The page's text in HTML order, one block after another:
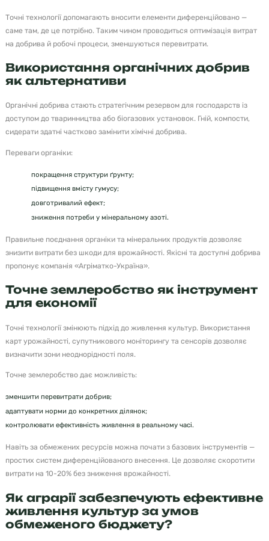
Точні технології допомагають вносити елементи диференційовано —
саме там, де це потрібно. Таким чином проводиться оптимізація витрат
на добрива й робочі процеси, зменшуються перевитрати.
Використання органічних добрив
як альтернативи
Органічні добрива стають стратегічним резервом для господарств із
доступом до тваринництва або біогазових установок. Гній, компости,
сидерати здатні частково замінити хімічні добрива.
Переваги органіки:
покращення структури ґрунту;
підвищення вмісту гумусу;
довготривалий ефект;
зниження потреби у мінеральному азоті.
Правильне поєднання органіки та мінеральних продуктів дозволяє
знизити витрати без шкоди для врожайності. Якісні та доступні добрива
пропонує компанія «Агріматко-Україна».
Точне землеробство як інструмент
для економії
Точні технології змінюють підхід до живлення культур. Використання
карт урожайності, супутникового моніторингу та сенсорів дозволяє
визначити зони неоднорідності поля.
Точне землеробство дає можливість:
зменшити перевитрати добрив;
адаптувати норми до конкретних ділянок;
контролювати ефективність живлення в реальному часі.
Навіть за обмежених ресурсів можна почати з базових інструментів —
простих систем диференційованого внесення. Це дозволяє скоротити
витрати на 10-20% без зниження врожайності.
Як аграрії забезпечують ефективне
живлення культур за умов
обмеженого бюджету?